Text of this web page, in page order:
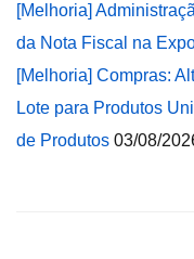
[Melhoria]
da Nota Fiscal na
[Melhoria] Compras:
Lote para Produtos
de Produtos 03/08/